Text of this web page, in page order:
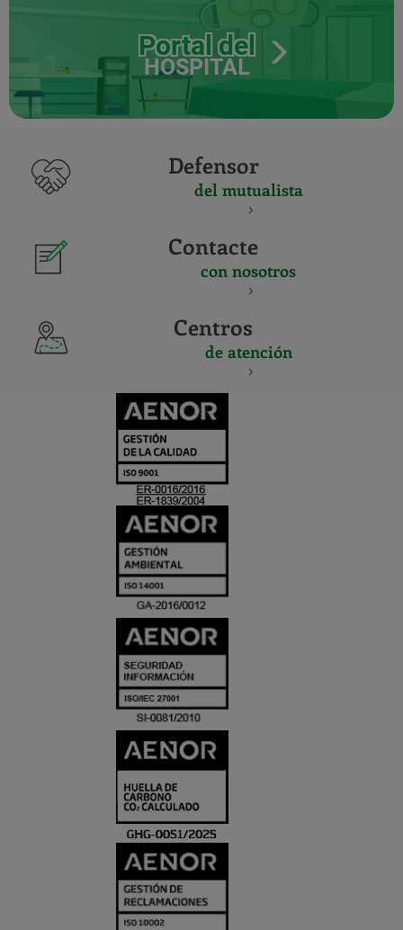
Portal del
HOSPITAL
Defensor
del mutualista
Contacte
con nosotros
Centros
de atención